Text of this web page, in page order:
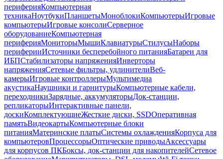
периферияКомпьютерная
техникаНоутбукиПланшетыМоноблокиКомпьютерыИгровые
компьютерыИгровые консолиСерверное
оборудованиеКомпьютерная
периферияМониторыМышиКлавиатурыСтилусыНаборы
периферииИсточники бесперебойного питанияБатареи для
ИБПСтабилизаторы напряженияИнверторы
напряженияСетевые фильтры, удлинителиВеб-
камерыИгровые контроллерыМультимедиа
акустикаНаушники и гарнитурыКомпьютерные кабели,
переходникиЗарядные, аккумуляторыДок-станции,
репликаторыИнтерактивные панели,
доскиКомплектующиеЖесткие диски, SSDОперативная
памятьВидеокартыКомпьютерные блоки
питанияМатеринские платыСистемы охлажденияКорпуса для
компьютеровПроцессорыОптические приводыАксессуары
для корпусов ПКБоксы, док-станции для накопителейСетевое